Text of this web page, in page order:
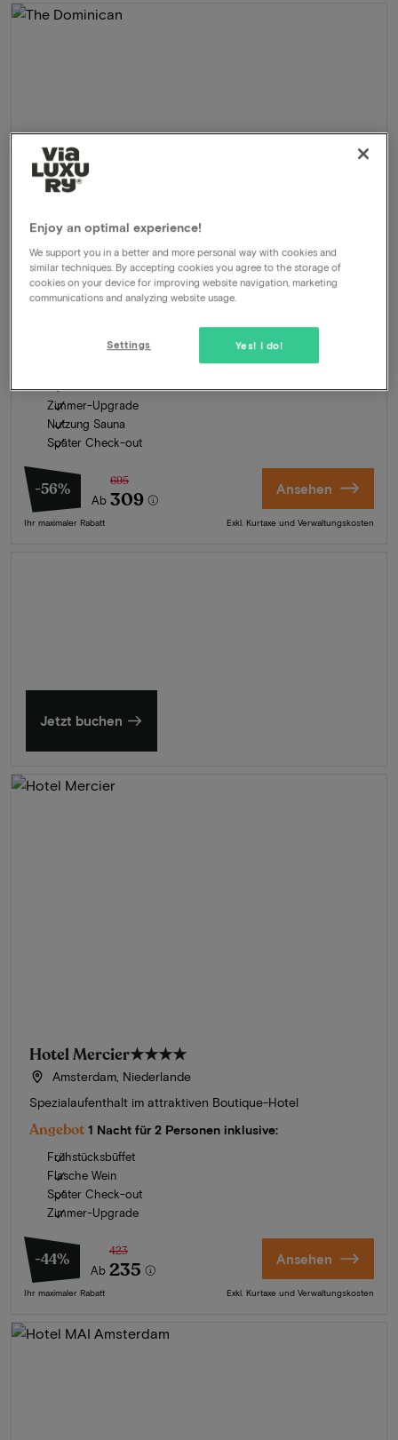
The Dominican★★★★
Brussel, Belgien
Schönes Boutique-Hotel im ehemaligen Kloster
2 Nächte für 2 Personen inklusive:
Frühstücksbüffet
Zimmer-Upgrade
Nutzung Sauna
Später Check-out
-56%
Ab
695
309
Ihr maximaler Rabatt
Ansehen
Exkl. Kurtaxe und Verwaltungskosten
Jetzt buchen
Hotel Mercier★★★★
Amsterdam, Niederlande
Spezialaufenthalt im attraktiven Boutique-Hotel
Angebot 1 Nacht für 2 Personen inklusive:
Frühstücksbüffet
Flasche Wein
Später Check-out
Zimmer-Upgrade
-44%
Ab
423
235
Ihr maximaler Rabatt
Ansehen
Exkl. Kurtaxe und Verwaltungskosten
Enjoy an optimal experience!
We support you in a better and more personal way with cookies and
similar techniques. By accepting cookies you agree to the storage of
cookies on your device for improving website navigation, marketing
communications and analyzing website usage.
Yes! I do!
Settings